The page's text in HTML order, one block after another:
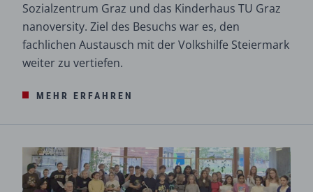
Sozialzentrum Graz und das Kinderhaus TU Graz
nanoversity. Ziel des Besuchs war es, den
fachlichen Austausch mit der Volkshilfe Steiermark
weiter zu vertiefen.
MEHR ERFAHREN